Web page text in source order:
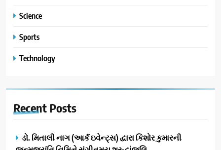
Science
Sports
Technology
Recent Posts
ડો. મિતાલી નાગ (આર્ક ઇવેન્ટ્સ) દ્વારા કિશોર કુમારની